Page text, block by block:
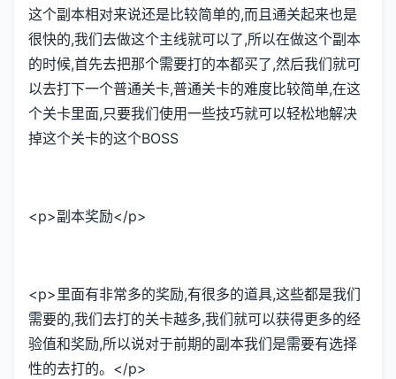
这个副本相对来说还是比较简单的,而且通关起来也是
很快的,我们去做这个主线就可以了,所以在做这个副本
的时候,首先去把那个需要打的本都买了,然后我们就可
以去打下一个普通关卡,普通关卡的难度比较简单,在这
个关卡里面,只要我们使用一些技巧就可以轻松地解决
掉这个关卡的这个BOSS
<p>副本奖励</p>
<p>里面有非常多的奖励,有很多的道具,这些都是我们
需要的,我们去打的关卡越多,我们就可以获得更多的经
验值和奖励,所以说对于前期的副本我们是需要有选择
性的去打的。</p>